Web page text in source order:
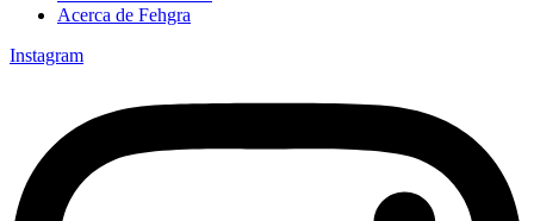
Acerca de Fehgra
Instagram